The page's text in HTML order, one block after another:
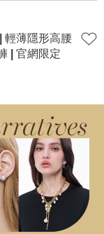
輕薄隱形高腰
| 官網限定